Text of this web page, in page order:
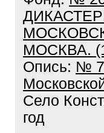
МОСКВА.
Опись: №
Село
год